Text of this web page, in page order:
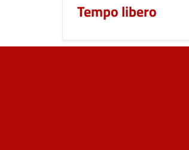
Tempo libero